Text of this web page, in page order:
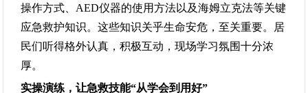
操作方式、AED仪器的使用方法以及海姆立克法等关键
应急救护知识。这些知识关乎生命安危，至关重要。居
民们听得格外认真，积极互动，现场学习氛围十分浓
厚。
实操演练，让急救技能“从学会到用好”